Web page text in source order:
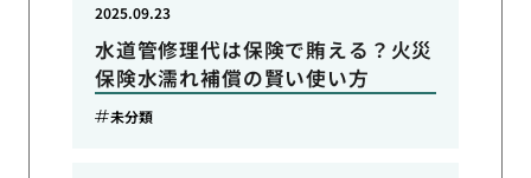
水道管修理代は保険で賄える？火災
保険水濡れ補償の賢い使い方
2025.09.23
未分類